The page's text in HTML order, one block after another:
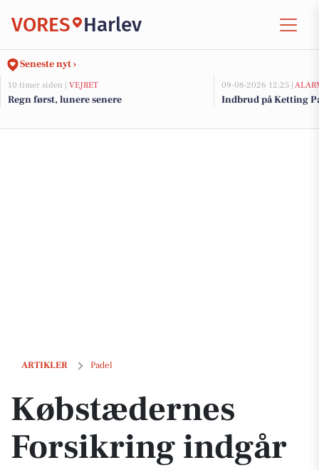
VORES Harlev
Seneste nyt ›
10 timer siden | VEJRET
Regn først, lunere senere
09-08-2026 12:25 |
Indbrud på Ketting
ARTIKLER Padel
Købstædernes Forsikring indgår samarbejde med Dansk Padel
Købstædernes
Forsikring indgår